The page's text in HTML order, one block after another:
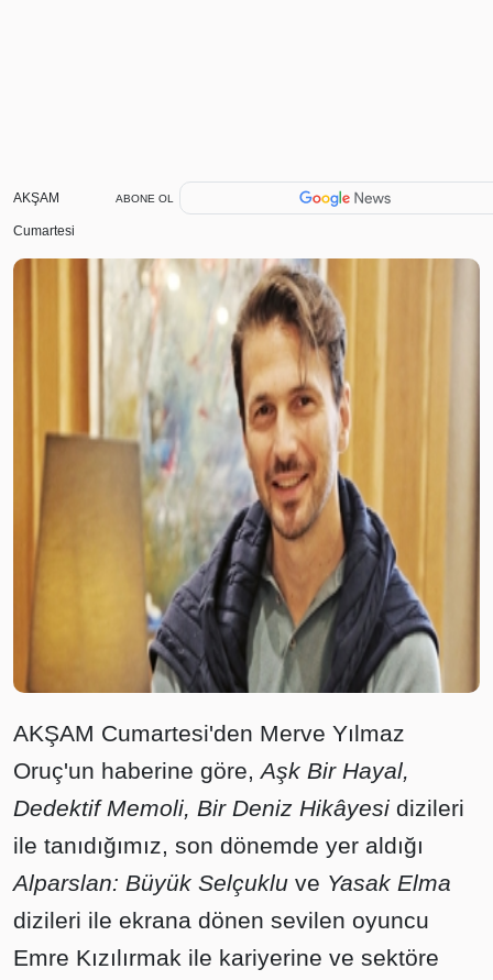
AKŞAM
Cumartesi
ABONE OL
AKŞAM Cumartesi'den Merve Yılmaz
Oruç'un haberine göre,Aşk Bir Hayal,
Dedektif Memoli, Bir Deniz Hikâyesi dizileri
ile tanıdığımız, son dönemde yer aldığı
Alparslan: Büyük Selçuklu ve Yasak Elma
dizileri ile ekrana dönen sevilen oyuncu
Emre Kızılırmak ile kariyerine ve sektöre